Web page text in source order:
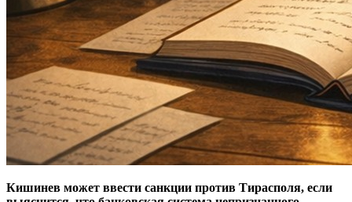
Кишинев может ввести санкции против Тирасполя, если